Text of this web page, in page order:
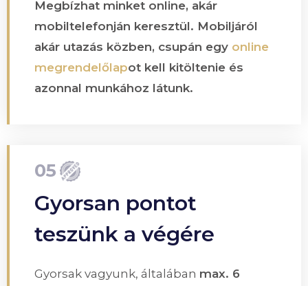
Megbízhat minket online, akár
mobiltelefonján keresztül. Mobiljáról
akár utazás közben, csupán egy online
megrendelőlapot kell kitöltenie és
azonnal munkához látunk.
05
Gyorsan pontot
teszünk a végére
Gyorsak vagyunk, általában max. 6